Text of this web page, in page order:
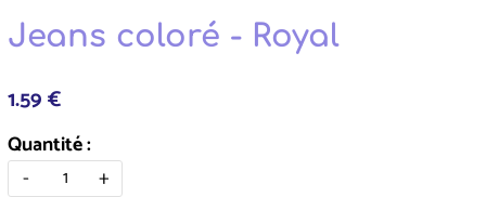
Jeans coloré - Royal
1.59 €
Quantité :
-
+